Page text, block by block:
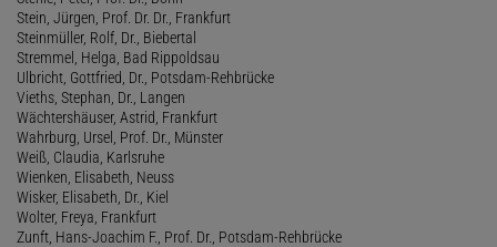
Stein, Jürgen, Prof. Dr. Dr., Frankfurt
Steinmüller, Rolf, Dr., Biebertal
Stremmel, Helga, Bad Rippoldsau
Ulbricht, Gottfried, Dr., Potsdam-Rehbrücke
Vieths, Stephan, Dr., Langen
Wächtershäuser, Astrid, Frankfurt
Wahrburg, Ursel, Prof. Dr., Münster
Weiß, Claudia, Karlsruhe
Wienken, Elisabeth, Neuss
Wisker, Elisabeth, Dr., Kiel
Wolter, Freya, Frankfurt
Zunft, Hans-Joachim F., Prof. Dr., Potsdam-Rehbrücke